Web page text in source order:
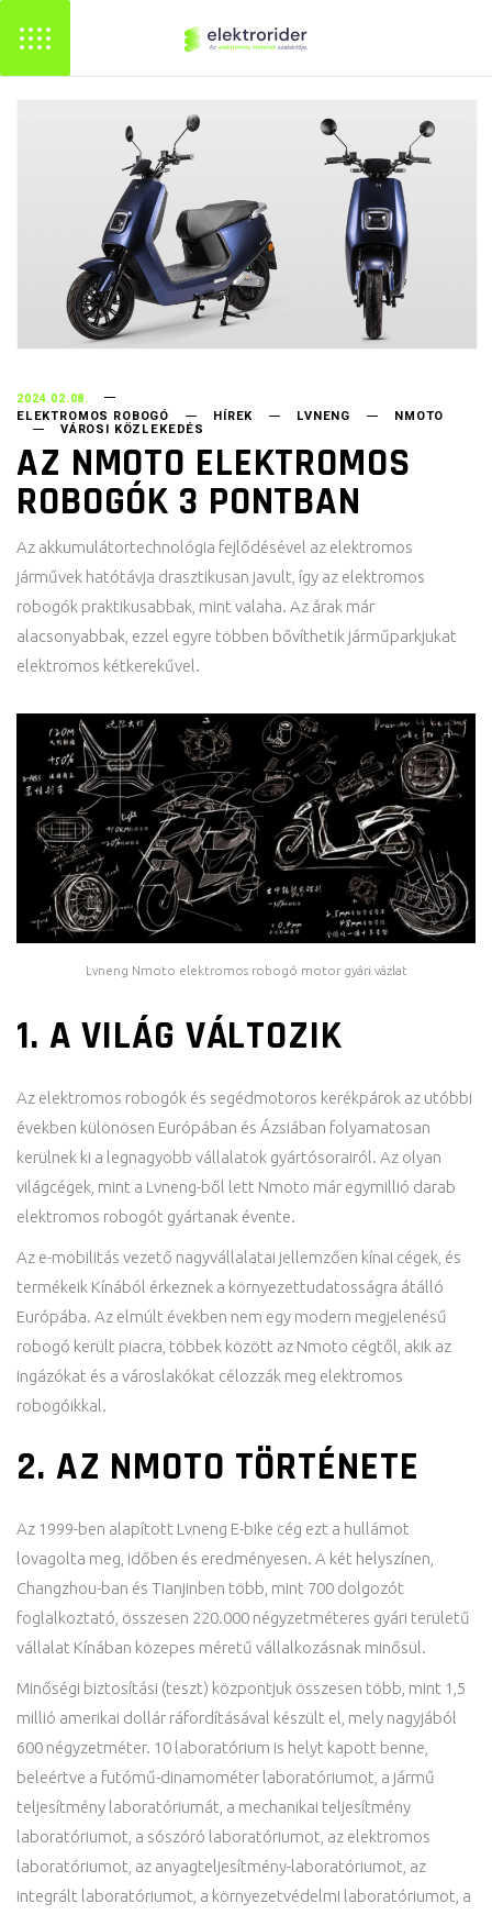
2024.02.08.
ELEKTROMOS ROBOGÓ
HÍREK LVNENG NMOTO
VÁROSI KÖZLEKEDÉS
AZ NMOTO ELEKTROMOS
ROBOGÓK 3 PONTBAN
Az akkumulátortechnológia fejlődésével az elektromos
járművek hatótávja drasztikusan javult, így az elektromos
robogók praktikusabbak, mint valaha. Az árak már
alacsonyabbak, ezzel egyre többen bővíthetik járműparkjukat
elektromos kétkerekűvel.
Lvneng Nmoto elektromos robogó motor gyári vázlat
1. A VILÁG VÁLTOZIK
Az elektromos robogók és segédmotoros kerékpárok az utóbbi
években különösen Európában és Ázsiában folyamatosan
kerülnek ki a legnagyobb vállalatok gyártósorairól. Az olyan
világcégek, mint a Lvneng-ből lett Nmoto már egymillió darab
elektromos robogót gyártanak évente.
Az e-mobilitás vezető nagyvállalatai jellemzően kínai cégek, és
termékeik Kínából érkeznek a környezettudatosságra átálló
Európába. Az elmúlt években nem egy modern megjelenésű
robogó került piacra, többek között az Nmoto cégtől, akik az
ingázókat és a városlakókat célozzák meg elektromos
robogóikkal.
2. AZ NMOTO TÖRTÉNETE
Az 1999-ben alapított Lvneng E-bike cég ezt a hullámot
lovagolta meg, időben és eredményesen. A két helyszínen,
Changzhou-ban és Tianjinben több, mint 700 dolgozót
foglalkoztató, összesen 220.000 négyzetméteres gyári területű
vállalat Kínában közepes méretű vállalkozásnak minősül.
Minőségi biztosítási (teszt) központjuk összesen több, mint 1,5
millió amerikai dollár ráfordításával készült el, mely nagyjából
600 négyzetméter. 10 laboratórium is helyt kapott benne,
beleértve a futómű-dinamométer laboratóriumot, a jármű
teljesítmény laboratóriumát, a mechanikai teljesítmény
laboratóriumot, a sószóró laboratóriumot, az elektromos
laboratóriumot, az anyagteljesítmény-laboratóriumot, az
integrált laboratóriumot, a környezetvédelmi laboratóriumot, a